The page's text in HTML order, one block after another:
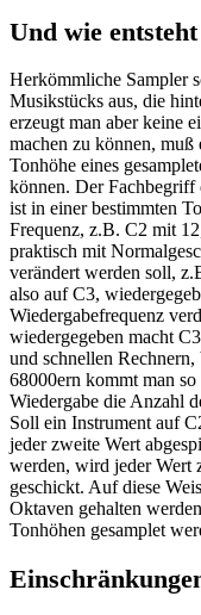
Und wie
Herkömmliche Sampler
Musikstücks aus, die
erzeugt man aber keine
machen zu können,
Tonhöhe eines
können. Der Fachbegriff
ist in einer bestimmten
Frequenz, z.B. C2 mit
praktisch mit
verändert werden soll,
also auf C3,
Wiedergabefrequenz
wiedergegeben macht
und schnellen
68000ern kommt man
Wiedergabe die Anzahl
Soll ein Instrument auf
jeder zweite Wert
werden, wird jeder Wert
geschickt. Auf diese
Oktaven gehalten
Tonhöhen gesamplet